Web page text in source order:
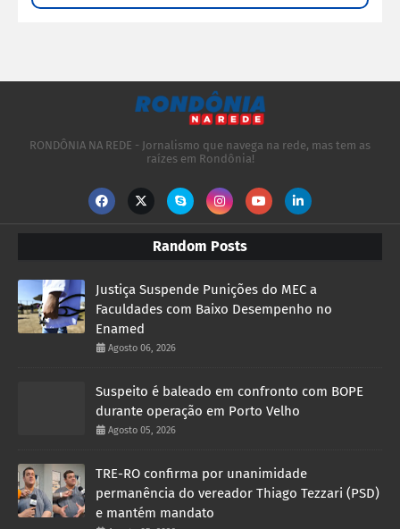
RONDÔNIA NA REDE - Jornalismo que navega na rede, mas tem as
raízes em Rondônia!
Random Posts
Justiça Suspende Punições do MEC a
Faculdades com Baixo Desempenho no
Enamed
Agosto 06, 2026
Suspeito é baleado em confronto com BOPE
durante operação em Porto Velho
Agosto 05, 2026
TRE-RO confirma por unanimidade
permanência do vereador Thiago Tezzari (PSD)
e mantém mandato